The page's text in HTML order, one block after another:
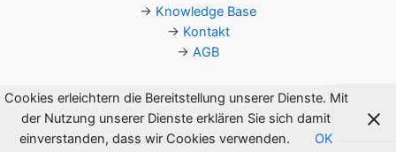
→ Knowledge Base
→ Kontakt
→ AGB
Copyright © 2026 Flagsoft. All rights reserved.
Cookies erleichtern die Bereitstellung unserer Dienste. Mit
der Nutzung unserer Dienste erklären Sie sich damit
einverstanden, dass wir Cookies verwenden.
OK